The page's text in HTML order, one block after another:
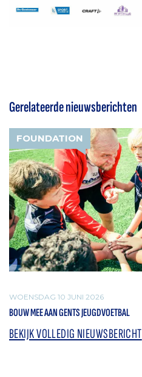
Gerelateerde nieuwsberichten
FOUNDATION
WOENSDAG 10 JUNI 2026
BOUW MEE AAN GENTS JEUGDVOETBAL
BEKIJK VOLLEDIG NIEUWSBERICHT